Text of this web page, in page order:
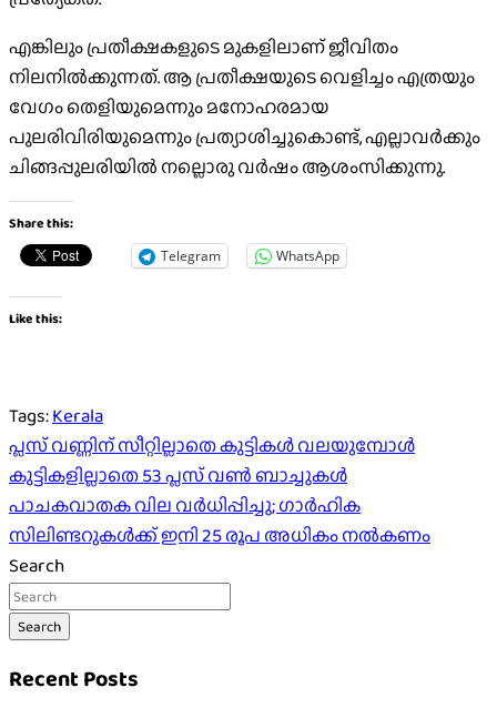
എങ്കിലും പ്രതീക്ഷകളുടെ മുകളിലാണ് ജീവിതം
നിലനിൽക്കുന്നത്. ആ പ്രതീക്ഷയുടെ വെളിച്ചം എത്രയും
വേഗം തെളിയുമെന്നും മനോഹരമായ
പുലരിവിരിയുമെന്നും പ്രത്യാശിച്ചുകൊണ്ട്, എല്ലാവർക്കും
ചിങ്ങപ്പുലരിയിൽ നല്ലൊരു വർഷം ആശംസിക്കുന്നു.
Share this:
Telegram WhatsApp
Like this:
Tags:Kerala
Post
navigation
പ്ലസ് വണ്ണിന് സീറ്റില്ലാതെ കുട്ടികള്‍ വലയുമ്പോള്‍
കുട്ടികളില്ലാതെ 53 പ്ലസ് വണ്‍ ബാച്ചുകള്‍
പാചകവാതക വില വർധിപ്പിച്ചു; ഗാർഹിക
സിലിണ്ടറുകൾക്ക് ഇനി 25 രൂപ അധികം നൽകണം
Search
Search
Recent Posts